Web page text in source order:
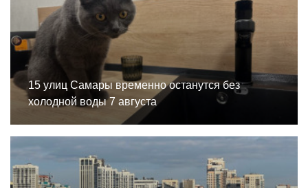
15 улиц Самары временно останутся без
холодной воды 7 августа